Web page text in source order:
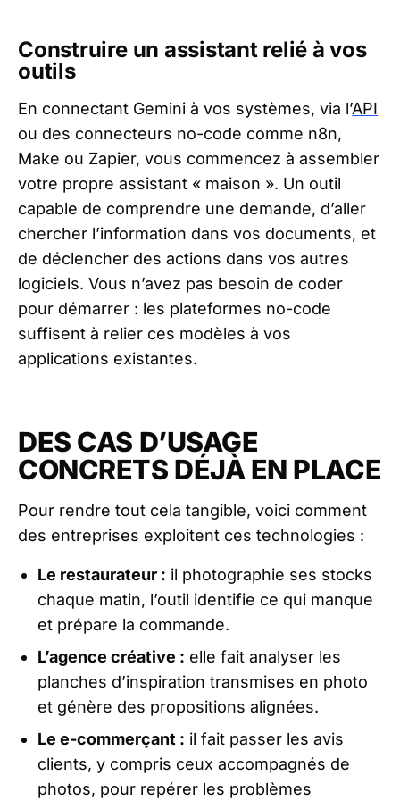
Construire un assistant relié à vos
outils
En connectant Gemini à vos systèmes, via l’API
ou des connecteurs no-code comme n8n,
Make ou Zapier, vous commencez à assembler
votre propre assistant « maison ». Un outil
capable de comprendre une demande, d’aller
chercher l’information dans vos documents, et
de déclencher des actions dans vos autres
logiciels. Vous n’avez pas besoin de coder
pour démarrer : les plateformes no-code
suffisent à relier ces modèles à vos
applications existantes.
DES CAS D’USAGE
CONCRETS DÉJÀ EN PLACE
Pour rendre tout cela tangible, voici comment
des entreprises exploitent ces technologies :
Le restaurateur : il photographie ses stocks
chaque matin, l’outil identifie ce qui manque
et prépare la commande.
L’agence créative : elle fait analyser les
planches d’inspiration transmises en photo
et génère des propositions alignées.
Le e-commerçant : il fait passer les avis
clients, y compris ceux accompagnés de
photos, pour repérer les problèmes